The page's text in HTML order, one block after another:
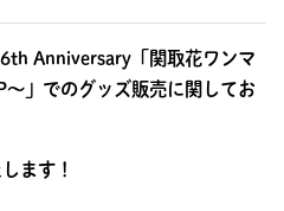
Anniversary「関取花ワンマ
」でのグッズ販売に関してお
ます！